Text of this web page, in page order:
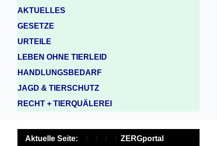
AKTUELLES
GESETZE
URTEILE
LEBEN OHNE TIERLEID
HANDLUNGSBEDARF
JAGD & TIERSCHUTZ
RECHT + TIERQUÄLEREI
Aktuelle Seite: ZERGportal